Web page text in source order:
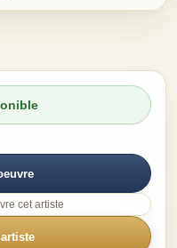
cet artiste